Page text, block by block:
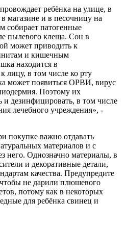
ребёнка на улице, в
магазине и в песочницу на
собирает патогенные
пылевого клеща. Сон в
может приводить к
и кишечным
находится в
лицу, в том числе ко рту
может появиться ОРВИ, вирус
Поэтому их
и дезинфицировать, в том числе
лечебного учреждения», -
покупке важно отдавать
материалов и с
него. Однозначно материалы, в
и декоративные детали,
качества. Предупредите
не дарили плюшевого
потому как в некоторых
для ребёнка свинец и